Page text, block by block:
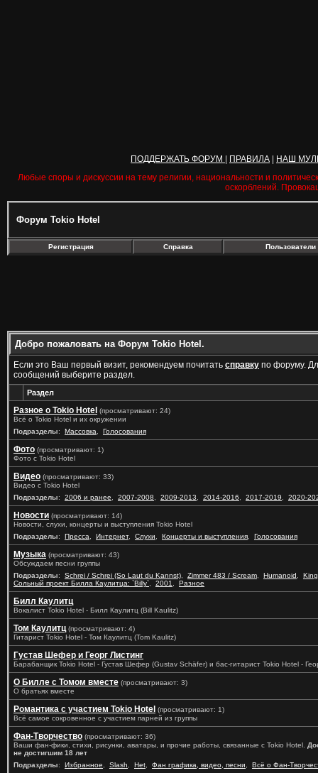
ПОДДЕРЖАТЬ ФОРУМ ПРАВИЛА
НАШ
Любые споры и дискуссии на тему религии, национальности и
оскорблений.
Форум Tokio Hotel
Регистрация Справка Пользователи
Добро пожаловать на Форум Tokio Hotel.
Если это Ваш первый визит, рекомендуем почитать справку по форуму.
сообщений выберите раздел.
Раздел
Разное о Tokio Hotel (просматривают: 24)
Всё о Tokio Hotel и их окружении
Подразделы: Массовка Голосования
Фото (просматривают: 1)
Фото с Tokio Hotel
Видео (просматривают: 33)
Видео с Tokio Hotel
Подразделы: 2006 и ранее 2007-2008 2009-2013 2014-2016 2017-2019 2020-
Новости (просматривают: 14)
Новости, слухи, концерты и выступления Tokio Hotel
Подразделы: Пресса Интернет, Слухи Концерты и выступления Голосования
Музыка (просматривают: 43)
Обсуждаем песни группы
Подразделы: Schrei / Schrei (So Laut du Kannst) Zimmer 483 / Scream Humanoid
Сольный проект Билла Каулитца: `Billy`
2001 Разное
Билл Каулитц
Вокалист Tokio Hotel - Билл Каулитц (Bill Kaulitz)
Том Каулитц (просматривают: 4)
Гитарист Tokio Hotel - Том Каулитц (Tom Kaulitz)
Густав Шефер и Георг Листинг
Барабанщик Tokio Hotel - Густав Шефер (Gustav Schäfer) и бас-гитарист Tokio Hotel -
О Билле с Томом вместе (просматривают: 3)
О братьях вместе
Романтика с участием Tokio Hotel (просматривают: 1)
Всё самое сокровенное с участием парней из группы
Фан-Творчество (просматривают: 36)
Ваши фан-фики, стихи, рисунки, аватары, и прочие работы, связанные с Tokio Hotel.
не достигшим 18 лет
Подразделы: Избранное Slash Het Фан графика, видео, песни Всё о Фан-